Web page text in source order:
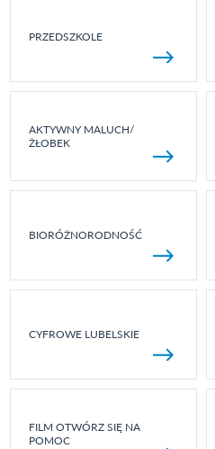
PRZEDSZKOLE
AKTYWNY MALUCH/
ŻŁOBEK
BIORÓŻNORODNOŚĆ
CYFROWE LUBELSKIE
FILM OTWÓRZ SIĘ NA
POMOC